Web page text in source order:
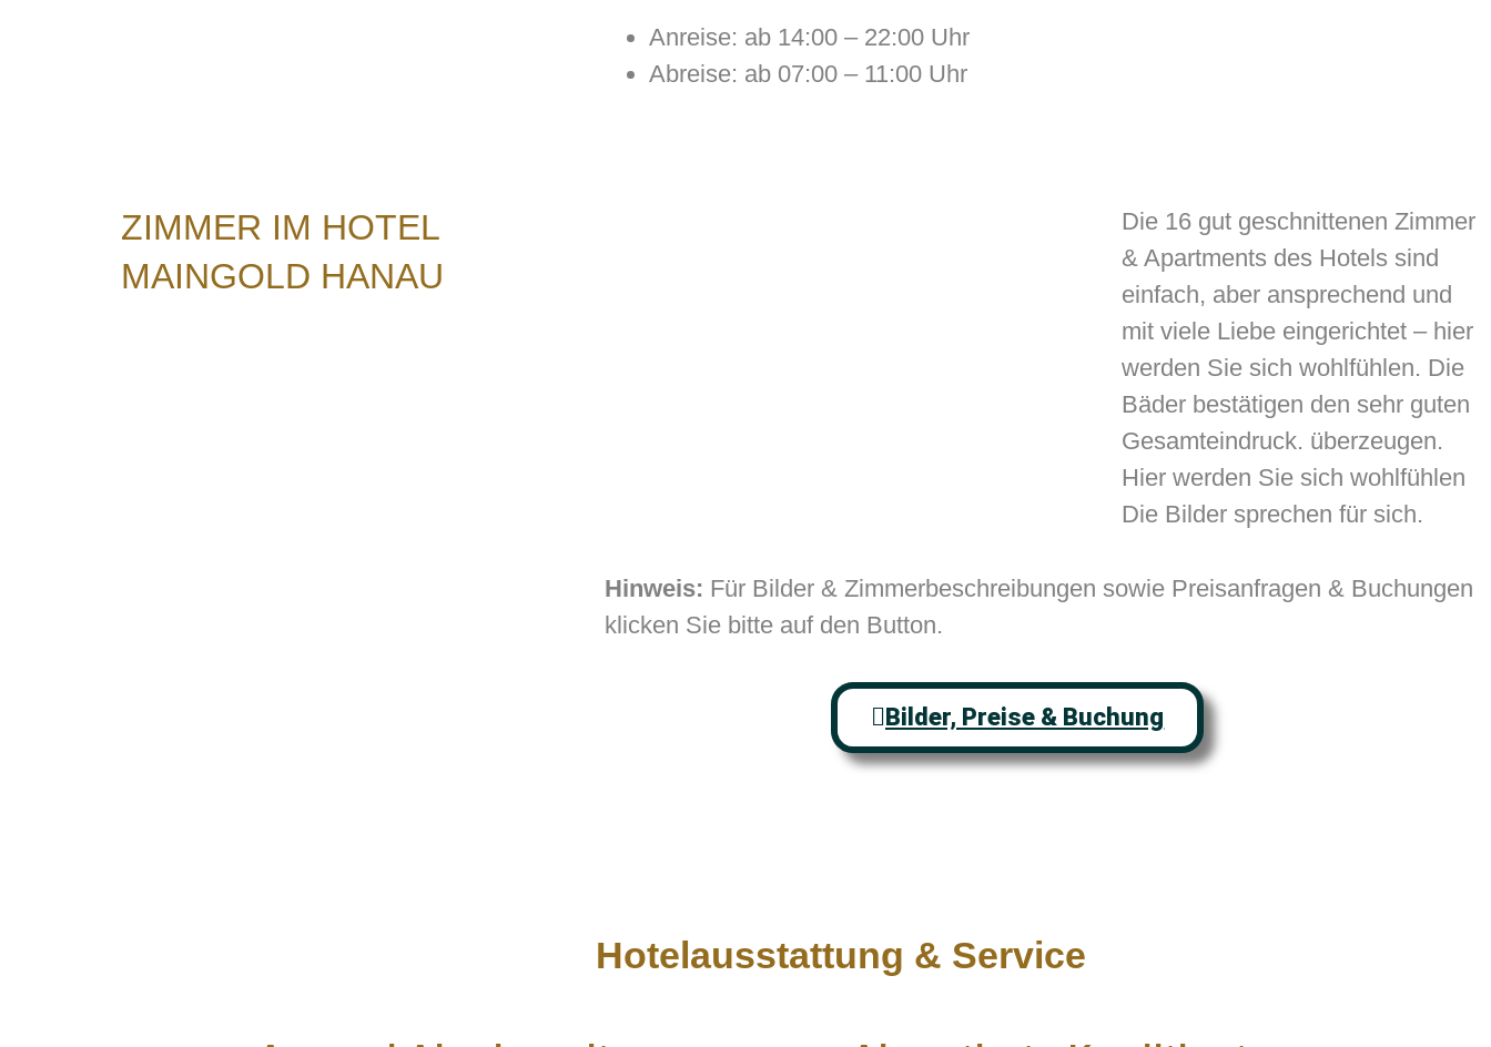
Anreise: ab 14:00 – 22:00 Uhr
Abreise: ab 07:00 – 11:00 Uhr
ZIMMER IM HOTEL
MAINGOLD HANAU
Die 16 gut geschnittenen Zimmer
& Apartments des Hotels sind
einfach, aber ansprechend und
mit viele Liebe eingerichtet – hier
werden Sie sich wohlfühlen. Die
Bäder bestätigen den sehr guten
Gesamteindruck. überzeugen.
Hier werden Sie sich wohlfühlen
Die Bilder sprechen für sich.
Hinweis: Für Bilder & Zimmerbeschreibungen sowie Preisanfragen & Buchungen
klicken Sie bitte auf den Button.
Bilder, Preise & Buchung
Hotelausstattung & Service